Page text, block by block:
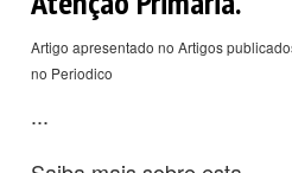
Artigo apresentado no Artigos
no Periodico
...